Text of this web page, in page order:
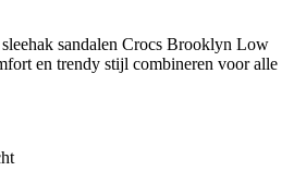
sandalen Crocs Brooklyn Low
en trendy stijl combineren voor alle